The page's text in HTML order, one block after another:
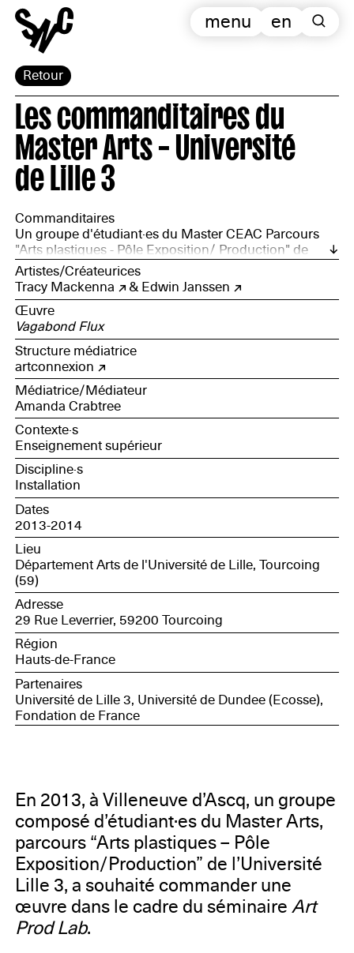
Retour
en
menu
Les commanditaires du
Master Arts – Université
de Lille 3
Commanditaires
Un groupe d'étudiant·es du Master CEAC Parcours
"Arts plastiques - Pôle Exposition/ Production" de
l'Université de Lille 3
Artistes/Créateurices
Tracy Mackenna
& Edwin Janssen
Œuvre
Vagabond Flux
Structure médiatrice
artconnexion
Médiatrice/Médiateur
Amanda Crabtree
Contexte·s
Enseignement supérieur
Discipline·s
Installation
Dates
2013-2014
Lieu
Département Arts de l'Université de Lille, Tourcoing
(59)
Adresse
29 Rue Leverrier, 59200 Tourcoing
Région
Hauts-de-France
Partenaires
Université de Lille 3, Université de Dundee (Ecosse),
Fondation de France
En 2013, à Villeneuve d’Ascq, un groupe
composé d’étudiant·es du Master Arts,
parcours “Arts plastiques – Pôle
Exposition/Production” de l’Université
Lille 3, a souhaité commander une
œuvre dans le cadre du séminaire Art
Prod Lab.